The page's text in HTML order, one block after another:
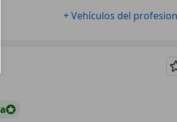
+ Vehículos del